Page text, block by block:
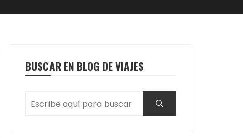
BUSCAR EN BLOG DE VIAJES